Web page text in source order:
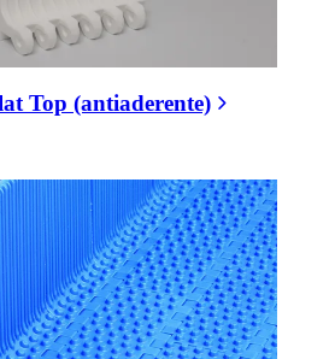
Top (antiaderente)